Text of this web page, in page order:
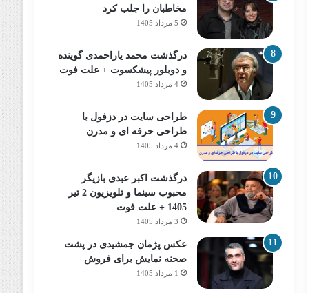
مخاطبان را جلب کرد
5 مرداد 1405
درگذشت محمد یاراحمدی گوینده
و دوبلور پیشکسوت + علت فوت
4 مرداد 1405
طراحی سایت در دزفول با
طراحی حرفه‌ ای و مدرن
4 مرداد 1405
درگذشت اکبر عبدی بازیگر
محبوب سینما و تلویزیون 2 تیر
1405 + علت فوت
3 مرداد 1405
عکس پژمان جمشیدی در پشت
صحنه نمایش برای فروش
1 مرداد 1405